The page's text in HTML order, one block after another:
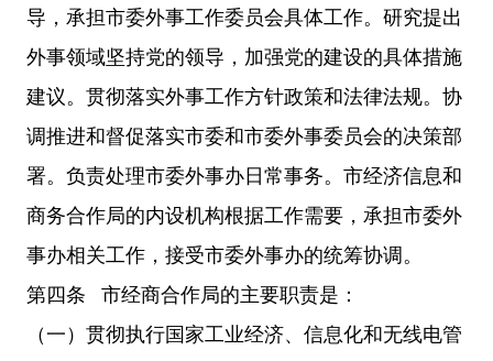
导，承担市委外事工作委员会具体工作。研究提出
外事领域坚持党的领导，加强党的建设的具体措施
建议。贯彻落实外事工作方针政策和法律法规。协
调推进和督促落实市委和市委外事委员会的决策部
署。负责处理市委外事办日常事务。市经济信息和
商务合作局的内设机构根据工作需要，承担市委外
事办相关工作，接受市委外事办的统筹协调。
第四条 市经商合作局的主要职责是：
（一）贯彻执行国家工业经济、信息化和无线电管